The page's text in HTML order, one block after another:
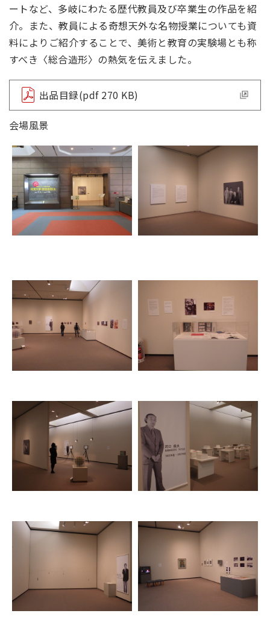
ートなど、多岐にわたる歴代教員及び卒業生の作品を紹
介。また、教員による奇想天外な名物授業についても資
料によりご紹介することで、美術と教育の実験場とも称
すべき〈総合造形〉の熱気を伝えました。
出品目録(pdf 270 KB)
会場風景